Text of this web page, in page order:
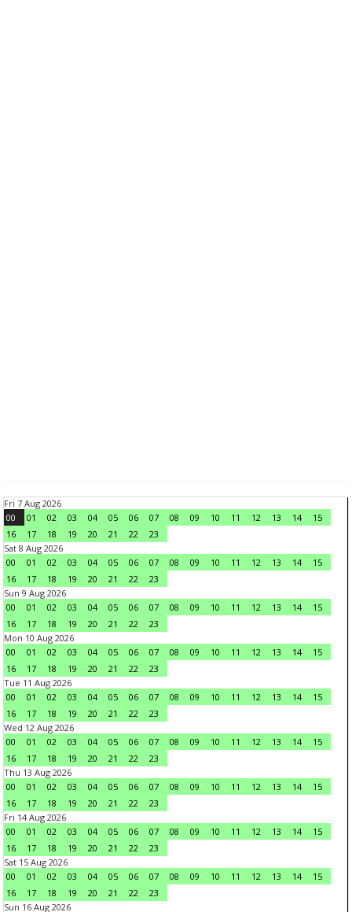
Fri 7 Aug 2026
00
01 02 03 04 05 06 07 08 09 10 11 12 13 14
15
16
17 18 19 20 21 22
23
Sat 8 Aug 2026
00
01 02 03 04 05 06 07 08 09 10 11 12 13 14
15
16
17 18 19 20 21 22
23
Sun 9 Aug 2026
00
01 02 03 04 05 06 07 08 09 10 11 12 13 14
15
16
17 18 19 20 21 22
23
Mon 10 Aug 2026
00
01 02 03 04 05 06 07 08 09 10 11 12 13 14
15
16
17 18 19 20 21 22
23
Tue 11 Aug 2026
00
01 02 03 04 05 06 07 08 09 10 11 12 13 14
15
16
17 18 19 20 21 22
23
Wed 12 Aug 2026
00
01 02 03 04 05 06 07 08 09 10 11 12 13 14
15
16
17 18 19 20 21 22
23
Thu 13 Aug 2026
00
01 02 03 04 05 06 07 08 09 10 11 12 13 14
15
16
17 18 19 20 21 22
23
Fri 14 Aug 2026
00
01 02 03 04 05 06 07 08 09 10 11 12 13 14
15
16
17 18 19 20 21 22
23
Sat 15 Aug 2026
00
01 02 03 04 05 06 07 08 09 10 11 12 13 14
15
16
17 18 19 20 21 22
23
Sun 16 Aug 2026